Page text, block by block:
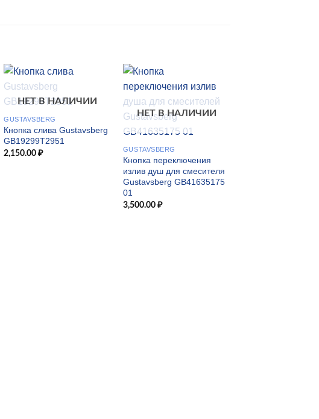
НЕТ В НАЛИЧИИ
GUSTAVSBERG
Кнопка слива Gustavsberg
GB19299T2951
2,150.00₽
НЕТ В НАЛИЧИИ
GUSTAVSBERG
Кнопка переключения
излив душ для смесителя
Gustavsberg GB41635175
01
3,500.00 ₽